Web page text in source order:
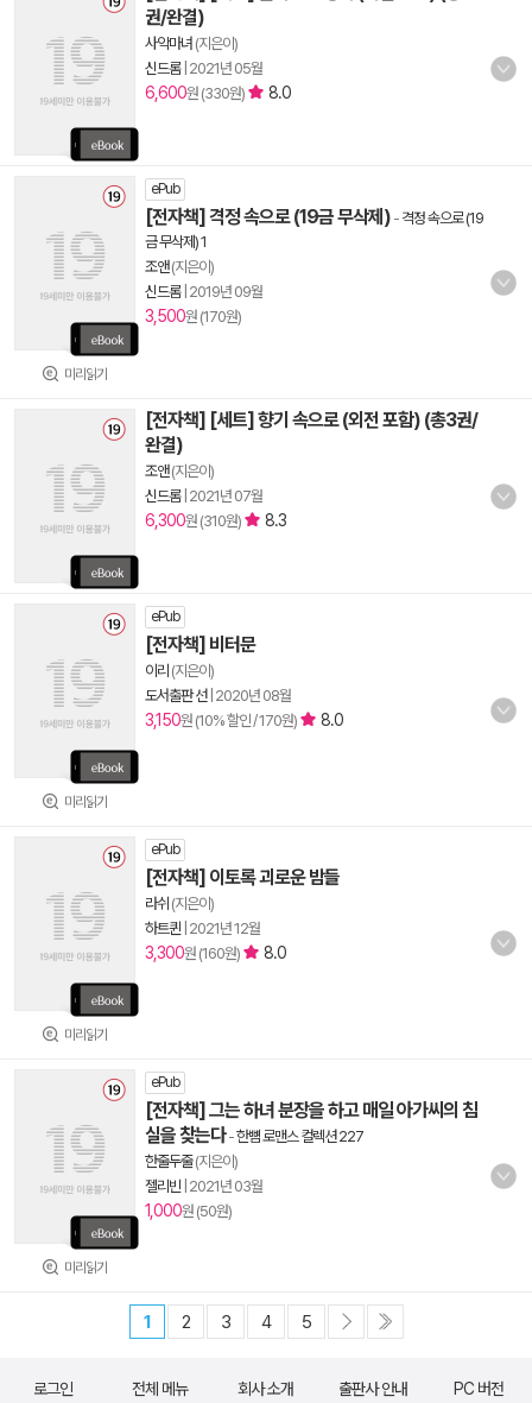
권/완결)
사악마녀 (지은이)
신드롬| 2021년 05월
6,600원 (330원) 8.0
미리읽기
ePub
[전자책] 격정 속으로 (19금 무삭제) -격정 속으로 (19
금 무삭제) 1
조앤(지은이)
신드롬| 2019년 09월
3,500원 (170원)
[전자책] [세트] 향기 속으로 (외전 포함) (총3권/
완결)
조앤(지은이)
신드롬| 2021년 07월
6,300원 (310원) 8.3
미리읽기
ePub
[전자책] 비터문
이리 (지은이)
도서출판 선| 2020년 08월
3,150원 (10% 할인 / 170원) 8.0
미리읽기
ePub
[전자책] 이토록 괴로운 밤들
라쉬 (지은이)
하트퀸 2021년 12월
3,300원 (160원) 8.0
미리읽기
ePub
[전자책] 그는 하녀 분장을 하고 매일 아가씨의 침
실을 찾는다-한뼘 로맨스 컬렉션 227
한줄두줄(지은이)
젤리빈 2021년 03월
1,000원 (50원)
1 2 3 4 5
로그인 전체 메뉴 회사 소개 출판사 안내 PC 버전